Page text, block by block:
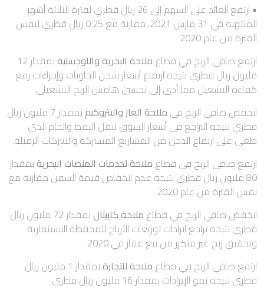
• ارتفع العائد على السهم إلى 26 ريال قطري لفترة الثلاثة أشهر
المنتهية في 31 مارس 2021، مقارنة مع 0.25 ريال قطري لنفس
الفترة من عام 2020
ارتفع صافي الربح في قطاع ملاحة البحرية واللوجستية
بمقدار 12
مليون ريال قطري نتيجة ارتفاع أسعار شحن الحاويات وإجراءات رفع
كفاءة التشغيل مما أدى إلى تحسين هامش الربح التشغيلي.
انخفض صافي الربح في ملاحة الغاز والبتروكيم
بمقدار 7 مليون ريال
قطري نتيجة التراجع في أسعار السوق لنقل النفط والخام الذي
طغى على ارتفاع الدخل من المشاريع المشتركة والشركات الزميلة.
ارتفع صافي الربح في قطاع ملاحة لخدمات المنصات البحرية بمقدار
80 مليون ريال قطري نتيجة عدم انخفاض قيمة السفن مقارنة مع
نفس الفترة من عام 2020.
انخفض صافي الربح في قطاع ملاحة كابيتال
بمقدار 72 مليون ريال
قطري نتيجة تراجع ايرادات توزيعات الأرباح للمحفظة الاستثمارية
وتحقيق ربح غير متكرر من بيع عقار في 2020.
ارتفع صافي الربح في قطاع ملاحة للتجارة
بمقدار 1 مليون ريال
قطري نتيجة نمو الإيرادات بمقدار 16 مليون ريال قطري.